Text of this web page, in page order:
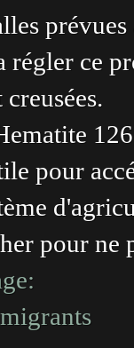
régler ce
creusées.
pour
pour ne